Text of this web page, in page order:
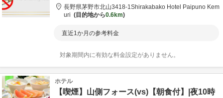
長野県茅野市北山3418-1Shirakabako Hotel Paipuno Kem
uri
目的地から0.6km
直近1か月の参考料金
対象期間内に有効な料金設定がありません。
ホテル
【喫煙】山側フォース(vs)【朝食付】|夜10時